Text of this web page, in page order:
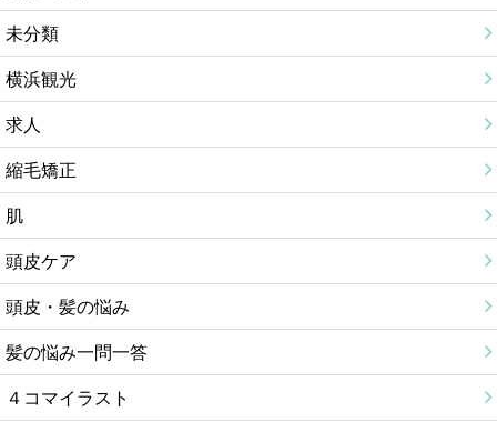
未分類
横浜観光
求人
縮毛矯正
肌
頭皮ケア
頭皮・髪の悩み
髪の悩み一問一答
４コマイラスト